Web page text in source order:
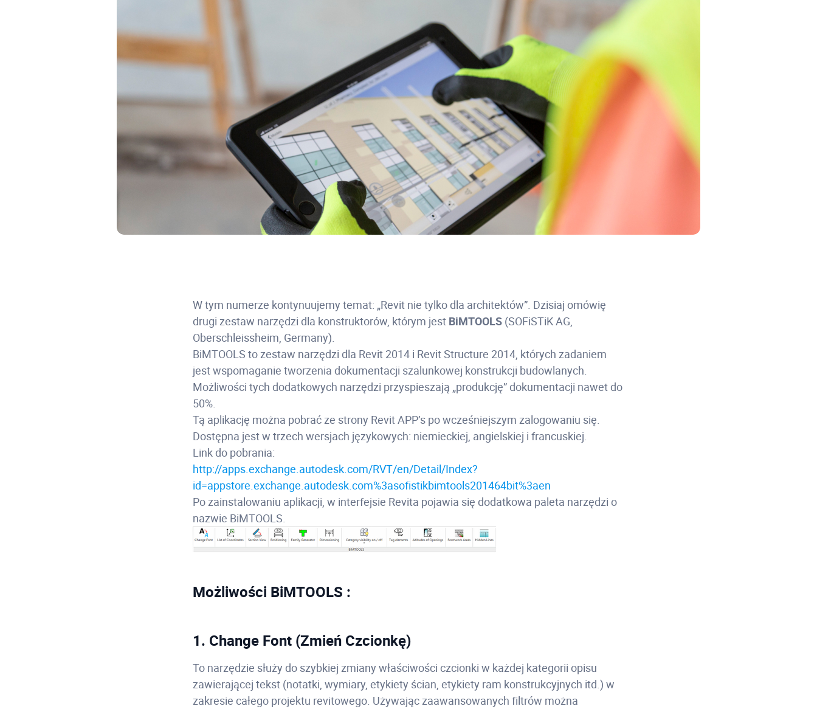
W tym numerze kontynuujemy temat: „Revit nie tylko dla architektów”. Dzisiaj omówię
drugi zestaw narzędzi dla konstruktorów, którym jest BiMTOOLS (SOFiSTiK AG,
Oberschleissheim, Germany).
BiMTOOLS to zestaw narzędzi dla Revit 2014 i Revit Structure 2014, których zadaniem
jest wspomaganie tworzenia dokumentacji szalunkowej konstrukcji budowlanych.
Możliwości tych dodatkowych narzędzi przyspieszają „produkcję” dokumentacji nawet do
50%.
Tą aplikację można pobrać ze strony Revit APP’s po wcześniejszym zalogowaniu się.
Dostępna jest w trzech wersjach językowych: niemieckiej, angielskiej i francuskiej.
Link do pobrania:
http://apps.exchange.autodesk.com/RVT/en/Detail/Index?
id=appstore.exchange.autodesk.com%3asofistikbimtools201464bit%3aen
Po zainstalowaniu aplikacji, w interfejsie Revita pojawia się dodatkowa paleta narzędzi o
nazwie BiMTOOLS.
Możliwości BiMTOOLS :
1. Change Font (Zmień Czcionkę)
To narzędzie służy do szybkiej zmiany właściwości czcionki w każdej kategorii opisu
zawierającej tekst (notatki, wymiary, etykiety ścian, etykiety ram konstrukcyjnych itd.) w
zakresie całego projektu revitowego. Używając zaawansowanych filtrów można